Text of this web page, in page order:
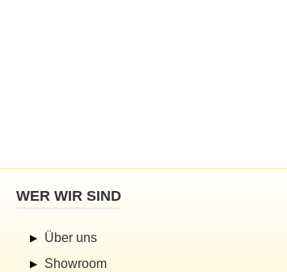
WER WIR SIND
Über uns
Showroom